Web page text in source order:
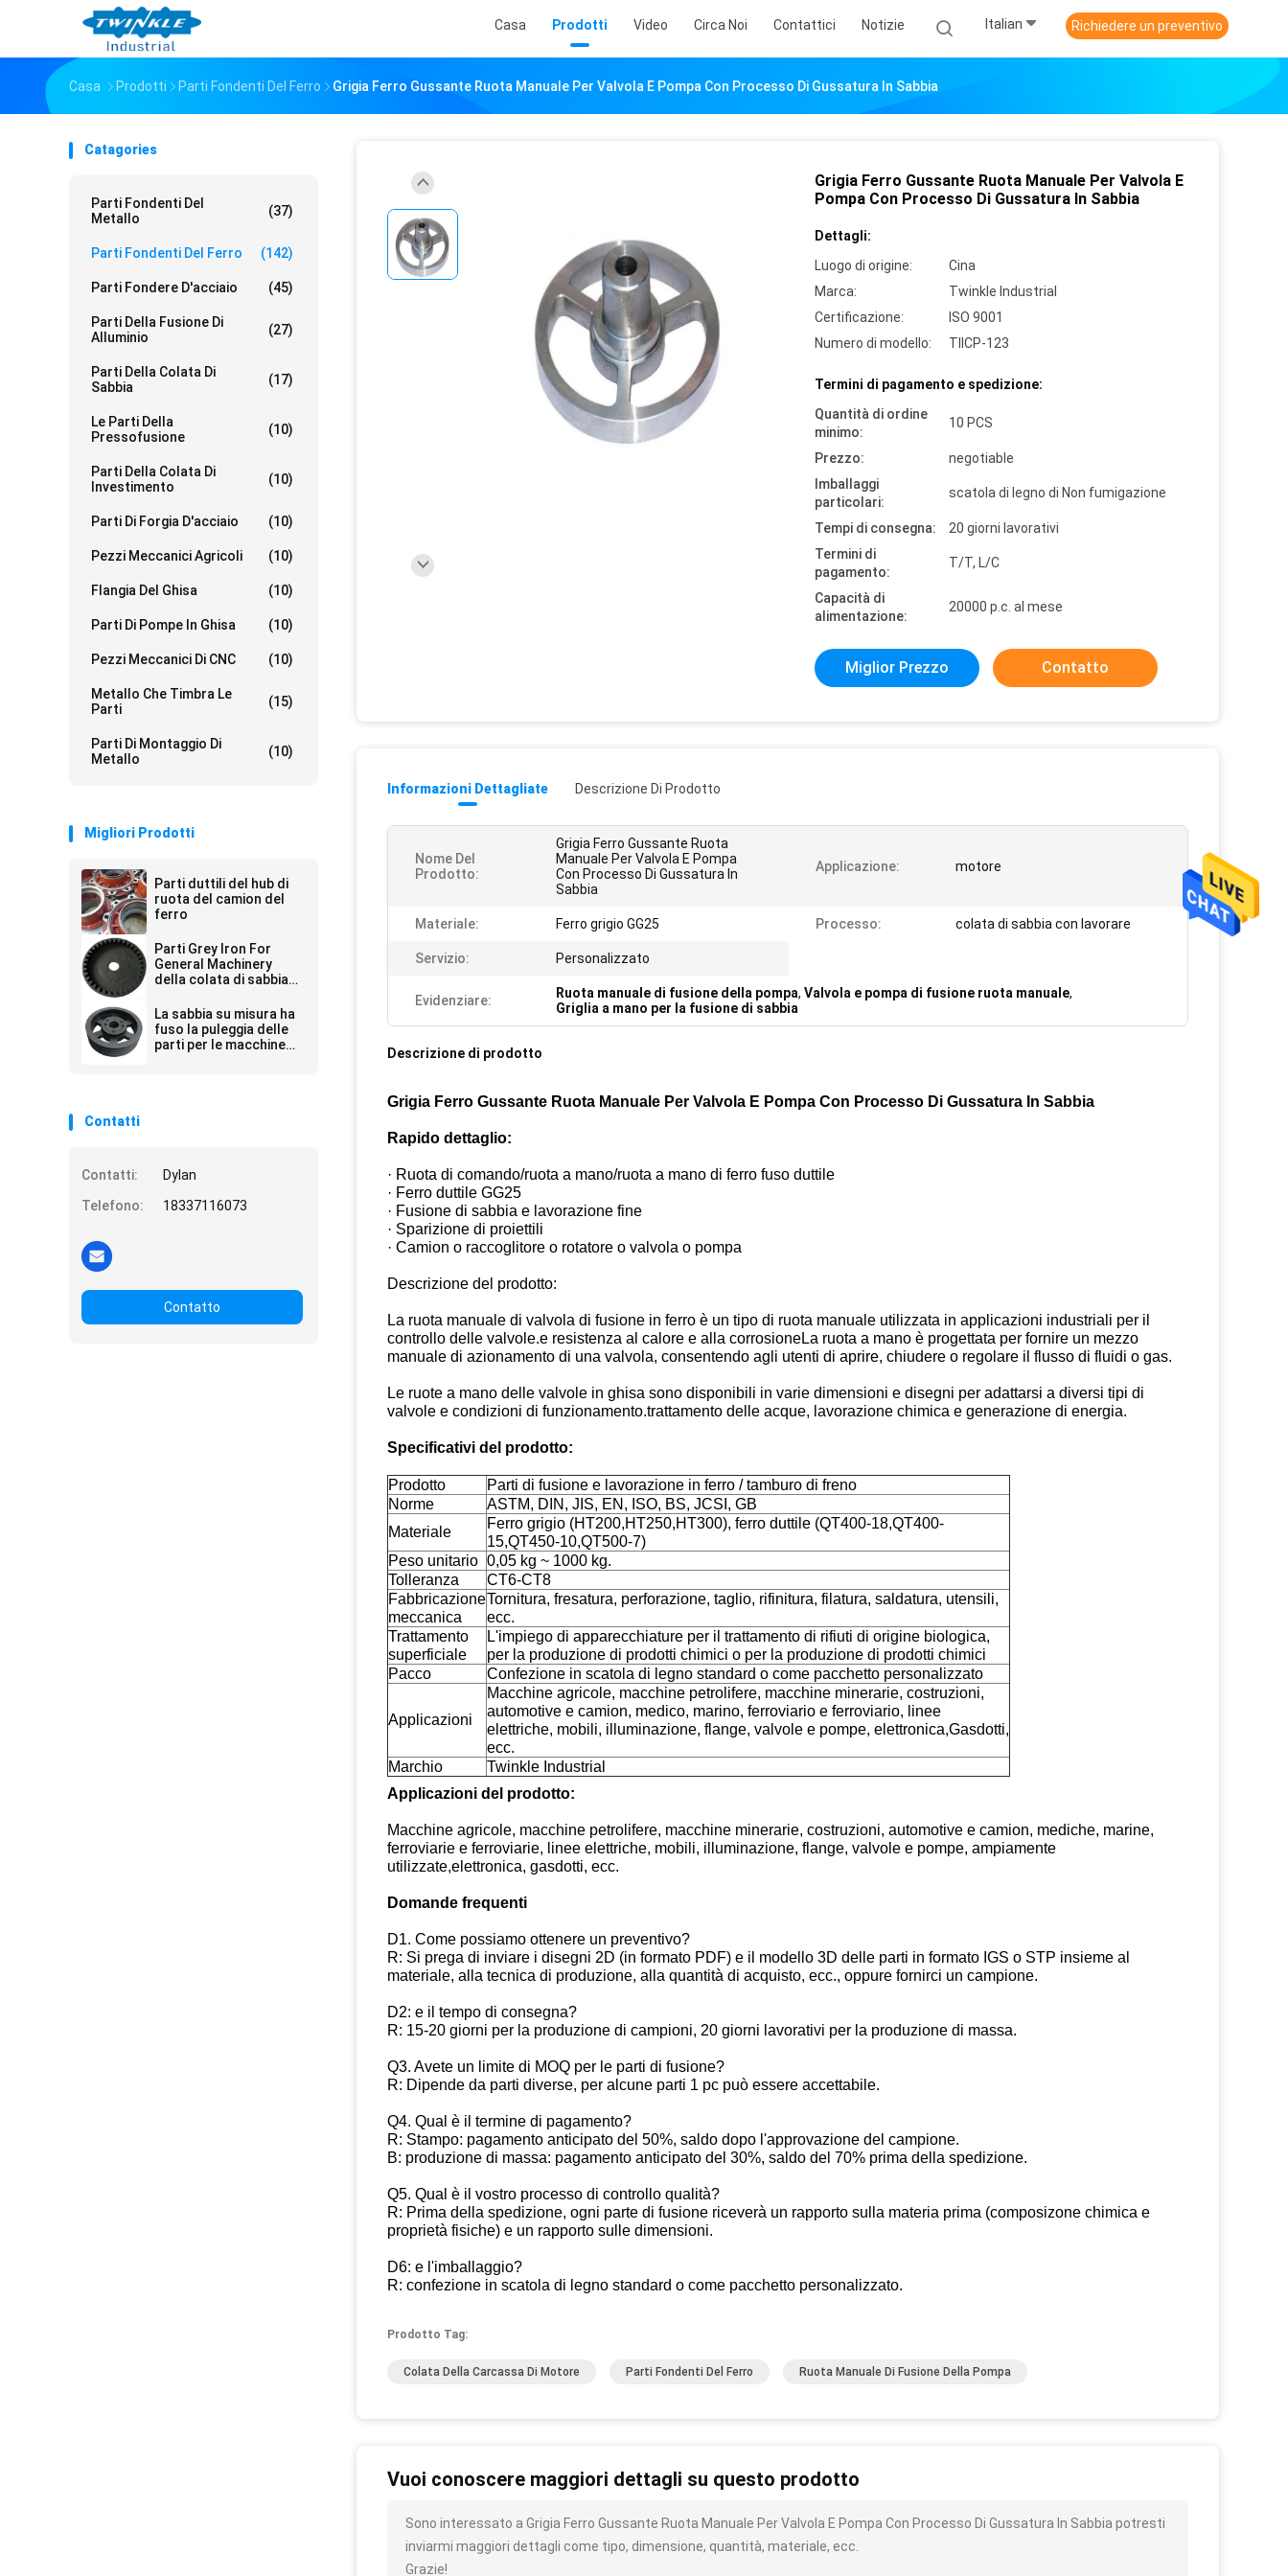
Casa Prodotti Video Circa Noi Contattici Notizie Italian Richiedere un preventivo
Casa Prodotti Parti Fondenti Del Ferro Grigia Ferro Gussante Ruota Manuale Per Valvola E Pompa Con Processo Di Gussatura In Sabbia
Catagories
Parti Fondenti Del
Metallo
(37)
Parti Fondenti Del Ferro (142)
Parti Fondere D'acciaio (45)
Parti Della Fusione Di
Alluminio
(27)
Parti Della Colata Di
Sabbia
(17)
Le Parti Della
Pressofusione
(10)
Parti Della Colata Di
Investimento
(10)
Parti Di Forgia D'acciaio (10)
Pezzi Meccanici Agricoli (10)
Flangia Del Ghisa (10)
Parti Di Pompe In Ghisa (10)
Pezzi Meccanici Di CNC (10)
Metallo Che Timbra Le
Parti
(15)
Parti Di Montaggio Di
Metallo
(10)
Migliori Prodotti
Parti duttili del hub di
ruota del camion del
ferro
Parti Grey Iron For
General Machinery
della colata di sabbia
La sabbia su misura ha
fuso la puleggia delle
parti per le macchine
Contatti
Contatti:
Dylan
Telefono:
18337116073
Contatto
Grigia Ferro Gussante Ruota Manuale Per Valvola E
Pompa Con Processo Di Gussatura In Sabbia
Dettagli:
Luogo di origine:
Cina
Marca:
Twinkle Industrial
Certificazione:
ISO 9001
Numero di modello:
TIICP-123
Termini di pagamento e spedizione:
Quantità di ordine
minimo:
10 PCS
Prezzo:
negotiable
Imballaggi
particolari:
scatola di legno di Non fumigazione
Tempi di consegna:
20 giorni lavorativi
Termini di
pagamento:
T/T, L/C
Capacità di
alimentazione:
20000 p.c. al mese
Miglior Prezzo Contatto
Informazioni Dettagliate Descrizione Di Prodotto
Nome Del
Prodotto:
Grigia Ferro Gussante Ruota
Manuale Per Valvola E Pompa
Con Processo Di Gussatura In
Sabbia
Applicazione: motore
Materiale: Ferro grigio GG25 Processo: colata di sabbia con lavorare
Servizio: Personalizzato
Evidenziare: Ruota manuale di fusione della pompa, Valvola e pompa di fusione ruota manuale,
Griglia a mano per la fusione di sabbia
Descrizione di prodotto
Grigia Ferro Gussante Ruota Manuale Per Valvola E Pompa Con Processo Di Gussatura In Sabbia
Rapido dettaglio:
· Ruota di comando/ruota a mano/ruota a mano di ferro fuso duttile
· Ferro duttile GG25
· Fusione di sabbia e lavorazione fine
· Sparizione di proiettili
· Camion o raccoglitore o rotatore o valvola o pompa
Descrizione del prodotto:
La ruota manuale di valvola di fusione in ferro è un tipo di ruota manuale utilizzata in applicazioni industriali per il
controllo delle valvole.e resistenza al calore e alla corrosioneLa ruota a mano è progettata per fornire un mezzo
manuale di azionamento di una valvola, consentendo agli utenti di aprire, chiudere o regolare il flusso di fluidi o gas.
Le ruote a mano delle valvole in ghisa sono disponibili in varie dimensioni e disegni per adattarsi a diversi tipi di
valvole e condizioni di funzionamento.trattamento delle acque, lavorazione chimica e generazione di energia.
Specificativi del prodotto:
Prodotto
Parti di fusione e lavorazione in ferro / tamburo di freno
Norme
ASTM, DIN, JIS, EN, ISO, BS, JCSI, GB
Materiale
Ferro grigio (HT200,HT250,HT300), ferro duttile (QT400-18,QT400-
15,QT450-10,QT500-7)
Peso unitario 0,05 kg ~ 1000 kg.
Tolleranza
CT6-CT8
Fabbricazione
meccanica
Tornitura, fresatura, perforazione, taglio, rifinitura, filatura, saldatura, utensili,
ecc.
Trattamento
superficiale
L'impiego di apparecchiature per il trattamento di rifiuti di origine biologica,
per la produzione di prodotti chimici o per la produzione di prodotti chimici
Pacco
Confezione in scatola di legno standard o come pacchetto personalizzato
Applicazioni
Macchine agricole, macchine petrolifere, macchine minerarie, costruzioni,
automotive e camion, medico, marino, ferroviario e ferroviario, linee
elettriche, mobili, illuminazione, flange, valvole e pompe, elettronica,Gasdotti,
ecc.
Marchio
Twinkle Industrial
Applicazioni del prodotto:
Macchine agricole, macchine petrolifere, macchine minerarie, costruzioni, automotive e camion, mediche, marine,
ferroviarie e ferroviarie, linee elettriche, mobili, illuminazione, flange, valvole e pompe, ampiamente
utilizzate,elettronica, gasdotti, ecc.
Domande frequenti
D1. Come possiamo ottenere un preventivo?
R: Si prega di inviare i disegni 2D (in formato PDF) e il modello 3D delle parti in formato IGS o STP insieme al
materiale, alla tecnica di produzione, alla quantità di acquisto, ecc., oppure fornirci un campione.
D2: e il tempo di consegna?
R: 15-20 giorni per la produzione di campioni, 20 giorni lavorativi per la produzione di massa.
Q3. Avete un limite di MOQ per le parti di fusione?
R: Dipende da parti diverse, per alcune parti 1 pc può essere accettabile.
Q4. Qual è il termine di pagamento?
R: Stampo: pagamento anticipato del 50%, saldo dopo l'approvazione del campione.
B: produzione di massa: pagamento anticipato del 30%, saldo del 70% prima della spedizione.
Q5. Qual è il vostro processo di controllo qualità?
R: Prima della spedizione, ogni parte di fusione riceverà un rapporto sulla materia prima (composizone chimica e
proprietà fisiche) e un rapporto sulle dimensioni.
D6: e l'imballaggio?
R: confezione in scatola di legno standard o come pacchetto personalizzato.
Prodotto Tag:
Colata Della Carcassa Di Motore Parti Fondenti Del Ferro Ruota Manuale Di Fusione Della Pompa
Vuoi conoscere maggiori dettagli su questo prodotto
Sono interessato a Grigia Ferro Gussante Ruota Manuale Per Valvola E Pompa Con Processo Di Gussatura In Sabbia potresti
inviarmi maggiori dettagli come tipo, dimensione, quantità, materiale, ecc.
Grazie!